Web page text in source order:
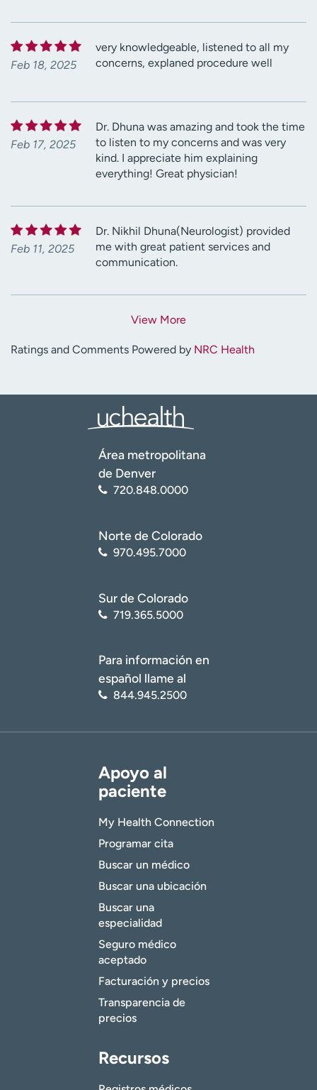
Feb 18, 2025
very knowledgeable, listened to all my
concerns, explaned procedure well
Feb 17, 2025
Dr. Dhuna was amazing and took the time
to listen to my concerns and was very
kind. I appreciate him explaining
everything! Great physician!
Feb 11, 2025
Dr. Nikhil Dhuna(Neurologist) provided
me with great patient services and
communication.
View More
Ratings and Comments Powered by NRC Health
Área metropolitana
de Denver
720.848.0000
Norte de Colorado
970.495.7000
Sur de Colorado
719.365.5000
Para información en
español llame al
844.945.2500
Apoyo al
paciente
My Health Connection
Programar cita
Buscar un médico
Buscar una ubicación
Buscar una
especialidad
Seguro médico
aceptado
Facturación y precios
Transparencia de
precios
Recursos